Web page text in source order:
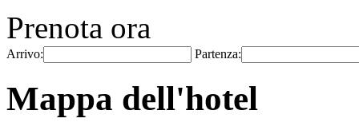
Prenota ora
Arrivo: Partenza:
Mappa dell'hotel